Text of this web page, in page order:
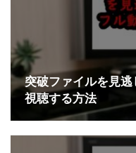
突破ファイルを見
視聴する方法